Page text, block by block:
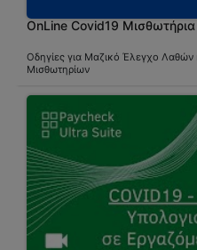
OnLine Covid19 Μισθωτήρια
Οδηγίες για Μαζικό Έλεγχο
Μισθωτηρίων